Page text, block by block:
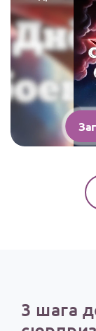
3 шага